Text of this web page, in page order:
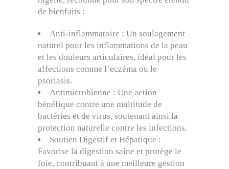
de bienfaits :
Anti-inflammatoire : Un soulagement
naturel pour les inflammations de la peau
et les douleurs articulaires, idéal pour les
affections comme l’eczéma ou le
psoriasis.
Antimicrobienne : Une action
bénéfique contre une multitude de
bactéries et de virus, soutenant ainsi la
protection naturelle contre les infections.
Soutien Digestif et Hépatique :
Favorise la digestion saine et protège le
foie, contribuant à une meilleure gestion